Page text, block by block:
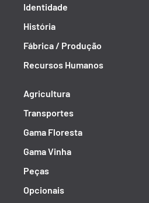
Identidade
História
Fábrica / Produção
Recursos Humanos
Agricultura
Transportes
Gama Floresta
Gama Vinha
Peças
Opcionais